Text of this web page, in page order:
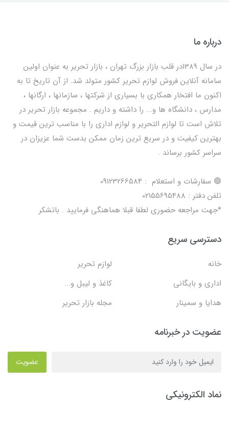
درباره ما
در سال 1389در قلب بازار بزرگ تهران ، بازار تحریر به عنوان اولین
سامانه آنلاین فروش لوازم تحریر کشور متولد شد. از آن تاریخ تا به
اکنون ما افتخار همکاری با بسیاری از شرکتها ، سازمانها ، ارگانها ،
مدارس ، دانشگاه ها و... را داشته و داریم . مجموعه بازار تحریر در
تلاش است تا لوازم التحریر و لوازم اداری را با مناسب ترین قیمت و
بهترین کیفیت و در سریع ترین زمان ممکن بدست شما عزیزان در
سراسر کشور برساند .
🟢 سفارشات و استعلام : 09123266584
تلفن دفتر : 02155695488
*جهت مراجعه حضوری لطفا قبلا هماهنگی فرمایید . باتشکر
دسترسی سریع
خانه
لوازم تحریر
اداری و بایگانی
کاغذ و لیبل و...
هدایا و سمینار
مجله بازار تحریر
عضویت در خبرنامه
عضویت
نماد الکترونیکی